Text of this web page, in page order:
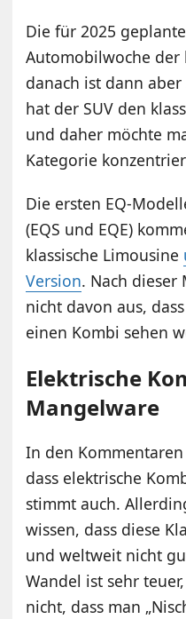
Die für 2025
Automobilwoche der
danach ist dann aber
hat der SUV den
und daher möchte
Kategorie
Die ersten EQ-
(EQS und EQE)
klassische Limousine
Version. Nach dieser
nicht davon aus,
einen Kombi sehen
Elektrische
Mangelware
In den
dass elektrische
stimmt auch.
wissen, dass diese
und weltweit nicht
Wandel ist sehr
nicht, dass man